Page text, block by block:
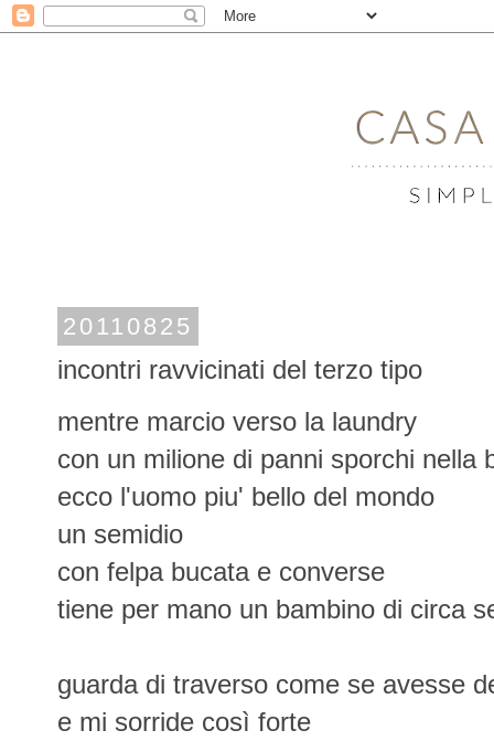
20110825
incontri ravvicinati del terzo tipo
mentre marcio verso la laundry
con un milione di panni sporchi nella
ecco l'uomo piu' bello del mondo
un semidio
con felpa bucata e converse
tiene per mano un bambino di circa
guarda di traverso come se avesse
e mi sorride così forte